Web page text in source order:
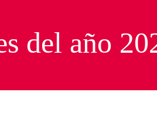
del año